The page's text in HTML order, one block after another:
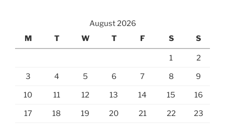
August 2026
M
T W T F S S
1 2
3 4 5 6 7 8 9
10 11 12 13 14 15 16
17 18 19 20 21 22 23